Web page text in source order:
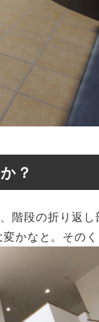
？
階段の折り返
かなと。そのく